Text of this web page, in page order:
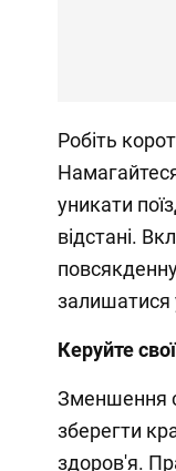
Робіть
уникати
відстані.
залишатися
Керуйте
Зменшення
зберегти
здоров'я.